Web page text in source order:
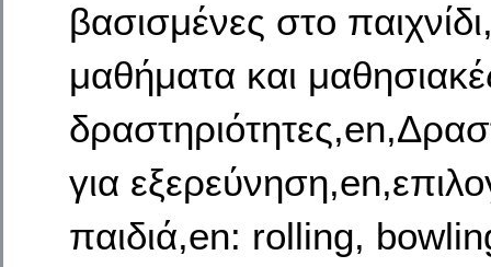
βασισμένες στο
μαθήματα και
για
παιδιά,en: rolling,